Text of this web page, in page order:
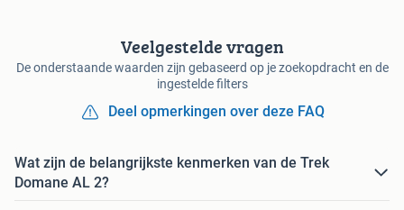
Veelgestelde vragen
De onderstaande waarden zijn gebaseerd op je zoekopdracht en de
ingestelde filters
Deel opmerkingen over deze FAQ
Wat zijn de belangrijkste kenmerken van de Trek
Domane AL 2?